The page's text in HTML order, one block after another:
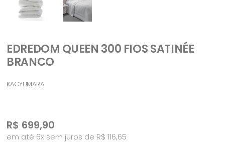
EDREDOM QUEEN 300 FIOS SATINÉE
BRANCO
KACYUMARA
R$ 699,90
em até 6x sem juros de R$ 116,65